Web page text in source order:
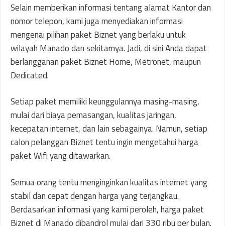
Selain memberikan informasi tentang alamat Kantor dan
nomor telepon, kami juga menyediakan informasi
mengenai pilihan paket Biznet yang berlaku untuk
wilayah Manado dan sekitarnya. Jadi, di sini Anda dapat
berlangganan paket Biznet Home, Metronet, maupun
Dedicated.
Setiap paket memiliki keunggulannya masing-masing,
mulai dari biaya pemasangan, kualitas jaringan,
kecepatan internet, dan lain sebagainya. Namun, setiap
calon pelanggan Biznet tentu ingin mengetahui harga
paket Wifi yang ditawarkan.
Semua orang tentu menginginkan kualitas internet yang
stabil dan cepat dengan harga yang terjangkau.
Berdasarkan informasi yang kami peroleh, harga paket
Biznet di Manado dibandrol mulai dari 330 ribu per bulan.